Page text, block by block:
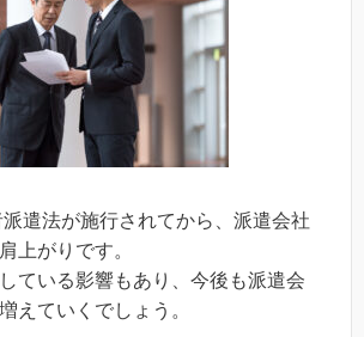
遣法が施行されてから、派遣会社
上がりです。
ている影響もあり、今後も派遣会
えていくでしょう。